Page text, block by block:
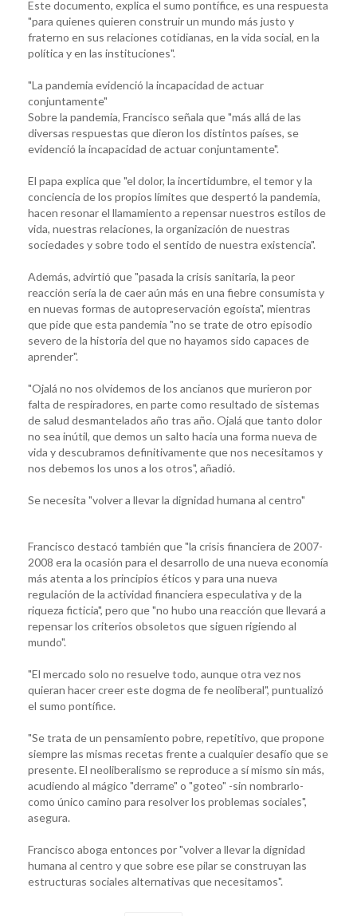
Este documento, explica el sumo pontífice, es una respuesta
"para quienes quieren construir un mundo más justo y
fraterno en sus relaciones cotidianas, en la vida social, en la
política y en las instituciones".
"La pandemia evidenció la incapacidad de actuar
conjuntamente"
Sobre la pandemia, Francisco señala que "más allá de las
diversas respuestas que dieron los distintos países, se
evidenció la incapacidad de actuar conjuntamente".
El papa explica que "el dolor, la incertidumbre, el temor y la
conciencia de los propios límites que despertó la pandemia,
hacen resonar el llamamiento a repensar nuestros estilos de
vida, nuestras relaciones, la organización de nuestras
sociedades y sobre todo el sentido de nuestra existencia".
Además, advirtió que "pasada la crisis sanitaria, la peor
reacción sería la de caer aún más en una fiebre consumista y
en nuevas formas de autopreservación egoísta", mientras
que pide que esta pandemia "no se trate de otro episodio
severo de la historia del que no hayamos sido capaces de
aprender".
"Ojalá no nos olvidemos de los ancianos que murieron por
falta de respiradores, en parte como resultado de sistemas
de salud desmantelados año tras año. Ojalá que tanto dolor
no sea inútil, que demos un salto hacia una forma nueva de
vida y descubramos definitivamente que nos necesitamos y
nos debemos los unos a los otros", añadió.
Se necesita "volver a llevar la dignidad humana al centro"
Francisco destacó también que "la crisis financiera de 2007-
2008 era la ocasión para el desarrollo de una nueva economía
más atenta a los principios éticos y para una nueva
regulación de la actividad financiera especulativa y de la
riqueza ficticia", pero que "no hubo una reacción que llevará a
repensar los criterios obsoletos que siguen rigiendo al
mundo".
"El mercado solo no resuelve todo, aunque otra vez nos
quieran hacer creer este dogma de fe neoliberal", puntualizó
el sumo pontífice.
"Se trata de un pensamiento pobre, repetitivo, que propone
siempre las mismas recetas frente a cualquier desafío que se
presente. El neoliberalismo se reproduce a sí mismo sin más,
acudiendo al mágico "derrame" o "goteo" -sin nombrarlo-
como único camino para resolver los problemas sociales",
asegura.
Francisco aboga entonces por "volver a llevar la dignidad
humana al centro y que sobre ese pilar se construyan las
estructuras sociales alternativas que necesitamos".